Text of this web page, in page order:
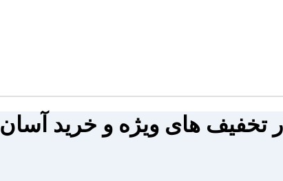
تخفیف های ویژه و خرید آسان